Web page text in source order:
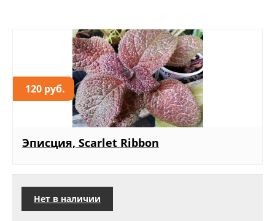
120 руб.
Эписция, Scarlet Ribbon
Нет в наличии